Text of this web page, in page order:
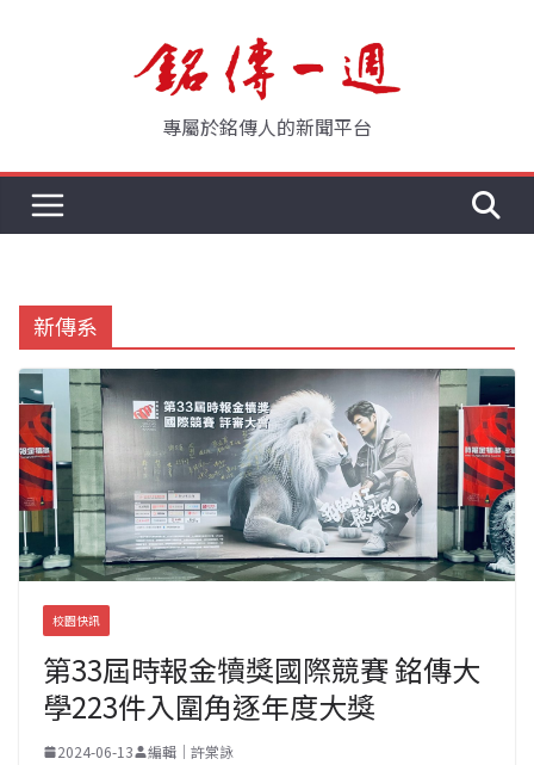
專屬於銘傳人的新聞平台
新傳系
校園快訊
第33屆時報金犢獎國際競賽 銘傳大
學223件入圍角逐年度大獎
2024-06-13
編輯｜許棠詠